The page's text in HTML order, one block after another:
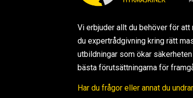
Vi erbjuder allt du behöver för
du expertrådgivning kring rätt
utbildningar som ökar
bästa förutsättningarna för
Har du frågor eller annat du